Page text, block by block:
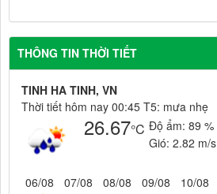
THÔNG TIN THỜI TIẾT
TINH HA TINH, VN
Thời tiết hôm nay 00:45 T5: mưa nhẹ
26.67°C Độ ẩm: 89 %
Gió: 2.82 m/s
06/08 07/08 08/08 09/08 10/08